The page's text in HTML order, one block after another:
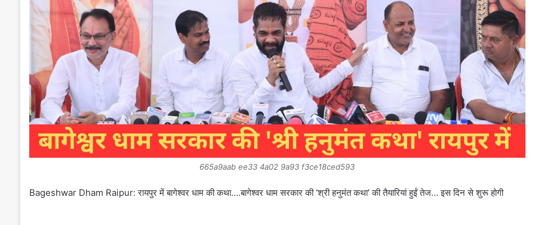
665a9aab ee33 4a02 9a93 f3ce18ced593
Bageshwar Dham Raipur: रायपुर में बागेश्वर धाम की कथा….बागेश्वर धाम सरकार की ‘श्री हनुमंत कथा’ की तैयारियां हुईं तेज… इस दिन से शुरू होगी